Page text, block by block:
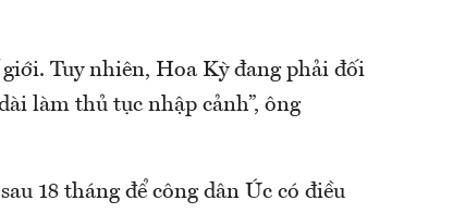
Tuy nhiên, Hoa Kỳ đang phải đối
làm thủ tục nhập cảnh”, ông
18 tháng để công dân Úc có điều